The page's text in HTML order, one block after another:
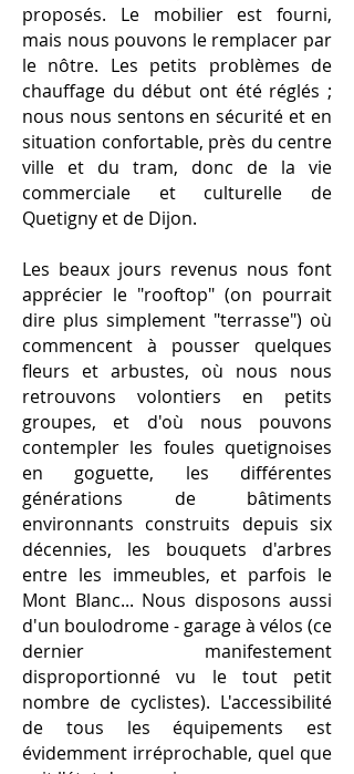
proposés. Le mobilier est fourni,
mais nous pouvons le remplacer par
le nôtre. Les petits problèmes de
chauffage du début ont été réglés ;
nous nous sentons en sécurité et en
situation confortable, près du centre
ville et du tram, donc de la vie
commerciale et culturelle de
Quetigny et de Dijon.
Les beaux jours revenus nous font
apprécier le "rooftop" (on pourrait
dire plus simplement "terrasse") où
commencent à pousser quelques
fleurs et arbustes, où nous nous
retrouvons volontiers en petits
groupes, et d'où nous pouvons
contempler les foules quetignoises
en goguette, les différentes
générations de bâtiments
environnants construits depuis six
décennies, les bouquets d'arbres
entre les immeubles, et parfois le
Mont Blanc... Nous disposons aussi
d'un boulodrome- garage à vélos (ce
dernier manifestement
disproportionné vu le tout petit
nombre de cyclistes). L'accessibilité
de tous les équipements est
évidemment irréprochable, quel que